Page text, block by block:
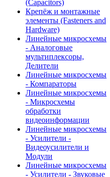
(Capacitors)
Крепёж и монтажные
элементы (Fasteners and
Hardware)
Линейные микросхемы
- Аналоговые
мультиплексоры,
Делители
Линейные микросхемы
- Компараторы
Линейные микросхемы
- Микросхемы
обработки
видеоинформации
Линейные микросхемы
- Усилители -
Видеоусилители и
Модули
Линейные микросхемы
- Усилители - Звуковые